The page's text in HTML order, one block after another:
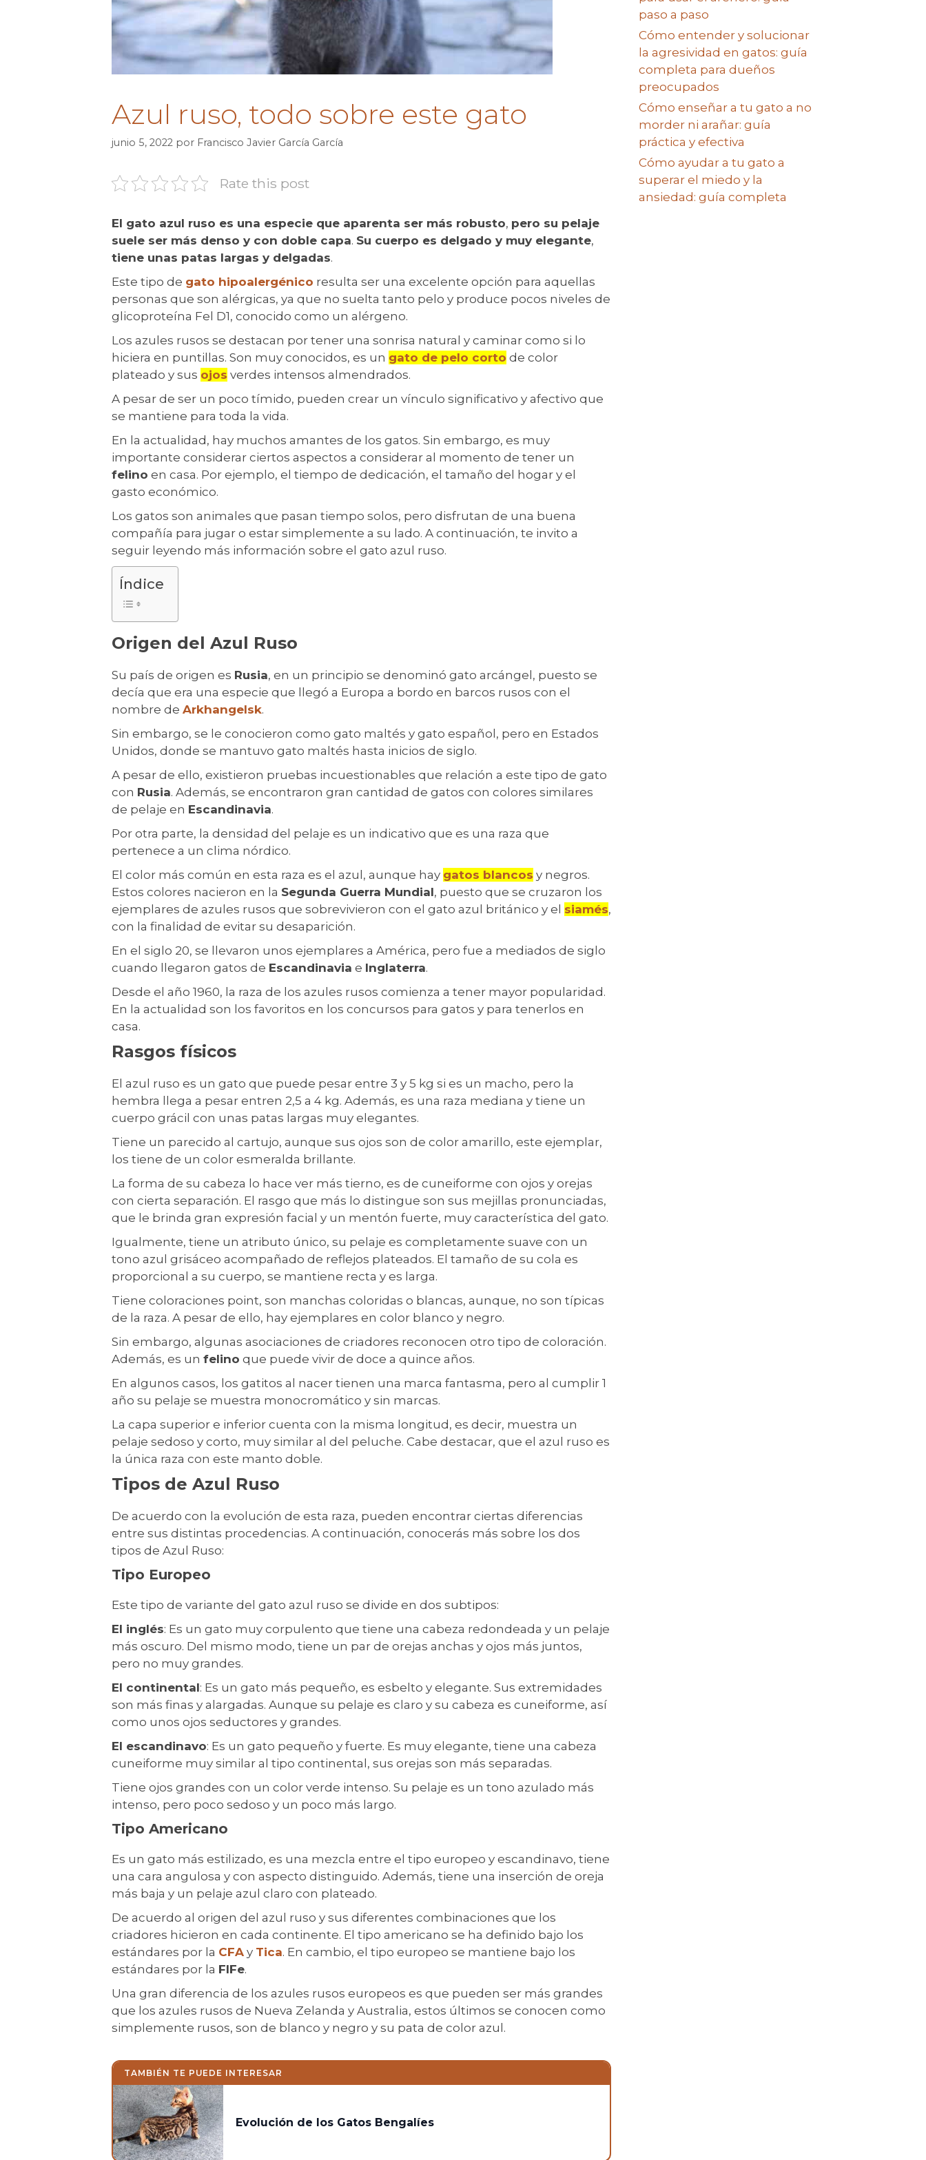
Azul ruso, todo sobre este gato
junio 5, 2022 por Francisco Javier García García
Rate this post
El gato azul ruso es una especie que aparenta ser más robusto, pero su pelaje
suele ser más denso y con doble capa. Su cuerpo es delgado y muy elegante,
tiene unas patas largas y delgadas.
Este tipo de gato hipoalergénico resulta ser una excelente opción para aquellas
personas que son alérgicas, ya que no suelta tanto pelo y produce pocos niveles de
glicoproteína Fel D1, conocido como un alérgeno.
Los azules rusos se destacan por tener una sonrisa natural y caminar como si lo
hiciera en puntillas. Son muy conocidos, es un gato de pelo corto de color
plateado y sus ojos verdes intensos almendrados.
A pesar de ser un poco tímido, pueden crear un vínculo significativo y afectivo que
se mantiene para toda la vida.
En la actualidad, hay muchos amantes de los gatos. Sin embargo, es muy
importante considerar ciertos aspectos a considerar al momento de tener un
felino en casa. Por ejemplo, el tiempo de dedicación, el tamaño del hogar y el
gasto económico.
Los gatos son animales que pasan tiempo solos, pero disfrutan de una buena
compañía para jugar o estar simplemente a su lado. A continuación, te invito a
seguir leyendo más información sobre el gato azul ruso.
Índice
Origen del Azul Ruso
Su país de origen es Rusia, en un principio se denominó gato arcángel, puesto se
decía que era una especie que llegó a Europa a bordo en barcos rusos con el
nombre de Arkhangelsk.
Sin embargo, se le conocieron como gato maltés y gato español, pero en Estados
Unidos, donde se mantuvo gato maltés hasta inicios de siglo.
A pesar de ello, existieron pruebas incuestionables que relación a este tipo de gato
con Rusia. Además, se encontraron gran cantidad de gatos con colores similares
de pelaje en Escandinavia.
Por otra parte, la densidad del pelaje es un indicativo que es una raza que
pertenece a un clima nórdico.
El color más común en esta raza es el azul, aunque hay gatos blancos y negros.
Estos colores nacieron en la Segunda Guerra Mundial, puesto que se cruzaron los
ejemplares de azules rusos que sobrevivieron con el gato azul británico y el siamés,
con la finalidad de evitar su desaparición.
En el siglo 20, se llevaron unos ejemplares a América, pero fue a mediados de siglo
cuando llegaron gatos de Escandinavia e Inglaterra.
Desde el año 1960, la raza de los azules rusos comienza a tener mayor popularidad.
En la actualidad son los favoritos en los concursos para gatos y para tenerlos en
casa.
Rasgos físicos
El azul ruso es un gato que puede pesar entre 3 y 5 kg si es un macho, pero la
hembra llega a pesar entren 2,5 a 4 kg. Además, es una raza mediana y tiene un
cuerpo grácil con unas patas largas muy elegantes.
Tiene un parecido al cartujo, aunque sus ojos son de color amarillo, este ejemplar,
los tiene de un color esmeralda brillante.
La forma de su cabeza lo hace ver más tierno, es de cuneiforme con ojos y orejas
con cierta separación. El rasgo que más lo distingue son sus mejillas pronunciadas,
que le brinda gran expresión facial y un mentón fuerte, muy característica del gato.
Igualmente, tiene un atributo único, su pelaje es completamente suave con un
tono azul grisáceo acompañado de reflejos plateados. El tamaño de su cola es
proporcional a su cuerpo, se mantiene recta y es larga.
Tiene coloraciones point, son manchas coloridas o blancas, aunque, no son típicas
de la raza. A pesar de ello, hay ejemplares en color blanco y negro.
Sin embargo, algunas asociaciones de criadores reconocen otro tipo de coloración.
Además, es un felino que puede vivir de doce a quince años.
En algunos casos, los gatitos al nacer tienen una marca fantasma, pero al cumplir 1
año su pelaje se muestra monocromático y sin marcas.
La capa superior e inferior cuenta con la misma longitud, es decir, muestra un
pelaje sedoso y corto, muy similar al del peluche. Cabe destacar, que el azul ruso es
la única raza con este manto doble.
Tipos de Azul Ruso
De acuerdo con la evolución de esta raza, pueden encontrar ciertas diferencias
entre sus distintas procedencias. A continuación, conocerás más sobre los dos
tipos de Azul Ruso:
Tipo Europeo
Este tipo de variante del gato azul ruso se divide en dos subtipos:
El inglés: Es un gato muy corpulento que tiene una cabeza redondeada y un pelaje
más oscuro. Del mismo modo, tiene un par de orejas anchas y ojos más juntos,
pero no muy grandes.
El continental: Es un gato más pequeño, es esbelto y elegante. Sus extremidades
son más finas y alargadas. Aunque su pelaje es claro y su cabeza es cuneiforme, así
como unos ojos seductores y grandes.
El escandinavo: Es un gato pequeño y fuerte. Es muy elegante, tiene una cabeza
cuneiforme muy similar al tipo continental, sus orejas son más separadas.
Tiene ojos grandes con un color verde intenso. Su pelaje es un tono azulado más
intenso, pero poco sedoso y un poco más largo.
Tipo Americano
Es un gato más estilizado, es una mezcla entre el tipo europeo y escandinavo, tiene
una cara angulosa y con aspecto distinguido. Además, tiene una inserción de oreja
más baja y un pelaje azul claro con plateado.
De acuerdo al origen del azul ruso y sus diferentes combinaciones que los
criadores hicieron en cada continente. El tipo americano se ha definido bajo los
estándares por la CFA y Tica. En cambio, el tipo europeo se mantiene bajo los
estándares por la FIFe.
Una gran diferencia de los azules rusos europeos es que pueden ser más grandes
que los azules rusos de Nueva Zelanda y Australia, estos últimos se conocen como
simplemente rusos, son de blanco y negro y su pata de color azul.
TAMBIÉN TE PUEDE INTERESAR
Evolución de los Gatos Bengalíes
paso a paso
Cómo entender y solucionar
la agresividad en gatos: guía
completa para dueños
preocupados
Cómo enseñar a tu gato a no
morder ni arañar: guía
práctica y efectiva
Cómo ayudar a tu gato a
superar el miedo y la
ansiedad: guía completa